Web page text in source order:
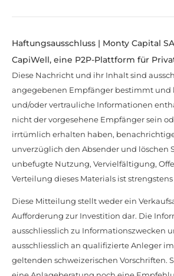
Haftungsausschluss | Monty Capital
CapiWell, eine P2P-Plattform für
Diese Nachricht und ihr Inhalt sind
angegebenen Empfänger bestimmt und
und/oder vertrauliche Informationen
nicht der vorgesehene Empfänger sein
irrtümlich erhalten haben,
unverzüglich den Absender und löschen
unbefugte Nutzung, Vervielfältigung,
Verteilung dieses Materials ist
Diese Mitteilung stellt weder ein
Aufforderung zur Investition dar. Die
ausschliesslich zu Informationszwecken
ausschliesslich an qualifizierte Anleger
geltenden schweizerischen Vorschriften.